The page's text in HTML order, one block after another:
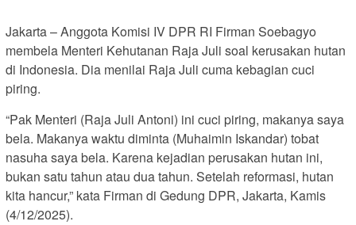
Jakarta – Anggota Komisi IV DPR RI Firman Soebagyo
membela Menteri Kehutanan Raja Juli soal kerusakan hutan
di Indonesia. Dia menilai Raja Juli cuma kebagian cuci
piring.
“Pak Menteri (Raja Juli Antoni) ini cuci piring, makanya saya
bela. Makanya waktu diminta (Muhaimin Iskandar) tobat
nasuha saya bela. Karena kejadian perusakan hutan ini,
bukan satu tahun atau dua tahun. Setelah reformasi, hutan
kita hancur,” kata Firman di Gedung DPR, Jakarta, Kamis
(4/12/2025).